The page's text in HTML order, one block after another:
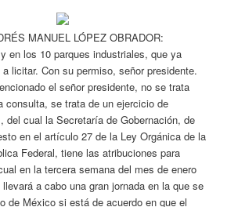
MANUEL LÓPEZ OBRADOR:
en los 10 parques industriales, que ya
licitar. Con su permiso, señor presidente.
el señor presidente, no se trata
consulta, se trata de un ejercicio de
del cual la Secretaría de Gobernación, de
en el artículo 27 de la Ley Orgánica de la
Federal, tiene las atribuciones para
en la tercera semana del mes de enero
a cabo una gran jornada en la que se
de México si está de acuerdo en que el